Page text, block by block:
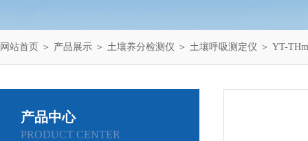
网站首页 ＞ 产品展示 ＞ 土壤养分检测仪 ＞ 土壤呼吸测定仪 ＞ YT-
产品中心
PRODUCT CENTER